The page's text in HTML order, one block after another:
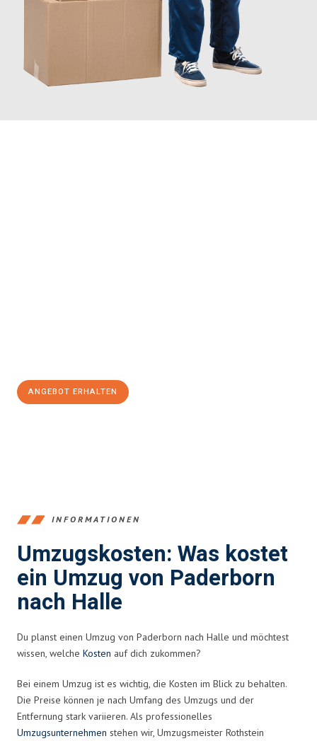
ANGEBOT ERHALTEN
INFORMATIONEN
Umzugskosten: Was kostet
ein Umzug von Paderborn
nach Halle
Du planst einen Umzug von Paderborn nach Halle und möchtest
wissen, welche Kosten auf dich zukommen?
Bei einem Umzug ist es wichtig, die Kosten im Blick zu behalten.
Die Preise können je nach Umfang des Umzugs und der
Entfernung stark variieren. Als professionelles
Umzugsunternehmen stehen wir, Umzugsmeister Rothstein